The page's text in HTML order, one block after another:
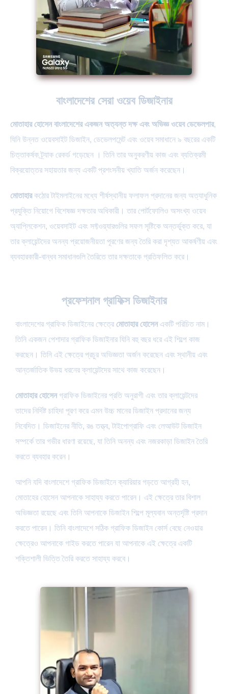
বাংলাদেশের সেরা ওয়েব ডিজাইনার
মোতাহার হোসেন বাংলাদেশের একজন অত্যন্ত দক্ষ এবং অভিজ্ঞ ওয়েব ডেভেলপার,
যিনি উন্নত ওয়েবসাইট ডিজাইন, ডেভেলপমেন্ট এবং ওয়েব সমাধানে ৯ বছরের একটি
চিত্তাকর্ষক ট্র্যাক রেকর্ড গড়েছেন । তিনি তার অনুকরণীয় কাজ এবং ব্যতিক্রমী
বিক্রয়োত্তর সহায়তার জন্য একটি প্রশংসনীয় খ্যাতি অর্জন করেছেন।
মোতাহারকঠোর টাইমলাইনের মধ্যে শীর্ষস্থানীয় ফলাফল প্রদানের জন্য অত্যাধুনিক
প্রযুক্তি নিয়োগে বিশেষজ্ঞ দক্ষতার অধিকারী। তার পোর্টফোলিও অসংখ্য ওয়েব
অ্যাপ্লিকেশন, ওয়েবসাইট এবং সফ্টওয়্যারগুলির সফল সৃষ্টিকে অন্তর্ভুক্ত করে, যা
তার ক্লায়েন্টদের অনন্য প্রয়োজনীয়তা পূরণের জন্য তৈরি করা দৃশ্যত আকর্ষণীয় এবং
ব্যবহারকারী-বান্ধব সমাধানগুলি তৈরিতে তার দক্ষতাকে প্রতিফলিত করে।
প্রফেশনাল গ্রাফিক্স ডিজাইনার
বাংলাদেশের গ্রাফিক ডিজাইনের ক্ষেত্রে মোতাহার হোসেনএকটি পরিচিত নাম।
তিনি একজন পেশাদার গ্রাফিক ডিজাইনার যিনি বহু বছর ধরে এই শিল্পে কাজ
করছেন। তিনি এই ক্ষেত্রে প্রচুর অভিজ্ঞতা অর্জন করেছেন এবং স্থানীয় এবং
আন্তর্জাতিক উভয় ধরনের ক্লায়েন্টদের সাথে কাজ করেছেন।
মোতাহার হোসেনগ্রাফিক ডিজাইনের প্রতি অনুরাগী এবং তার ক্লায়েন্টদের
তাদের নির্দিষ্ট চাহিদা পূরণ করে এমন উচ্চ মানের ডিজাইন প্রদানের জন্য
নিবেদিত। ডিজাইনের নীতি, রঙ তত্ত্ব, টাইপোগ্রাফি এবং লেআউট ডিজাইন
সম্পর্কে তার গভীর ধারণা রয়েছে, যা তিনি অনন্য এবং নজরকাড়া ডিজাইন তৈরি
করতে ব্যবহার করেন।
আপনি যদি বাংলাদেশে গ্রাফিক ডিজাইনে ক্যারিয়ার গড়তে আগ্রহী হন,
মোতাহের হোসেন আপনাকে সাহায্য করতে পারেন। এই ক্ষেত্রে তার বিশাল
অভিজ্ঞতা রয়েছে এবং তিনি আপনাকে ডিজাইন শিল্পে মূল্যবান অন্তর্দৃষ্টি প্রদান
করতে পারেন। তিনি বাংলাদেশে সঠিক গ্রাফিক ডিজাইন কোর্স বেছে নেওয়ার
ক্ষেত্রেও আপনাকে গাইড করতে পারেন যা আপনাকে এই ক্ষেত্রে একটি
শক্তিশালী ভিত্তি তৈরি করতে সাহায্য করবে।